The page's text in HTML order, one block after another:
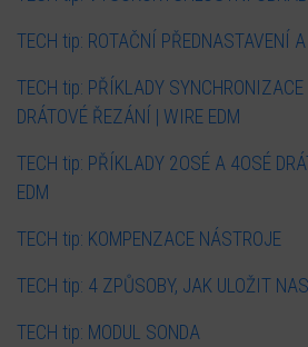
TECH tip: ROTAČNÍ PŘEDNASTAVENÍ
TECH tip: PŘÍKLADY
DRÁTOVÉ ŘEZÁNÍ | WIRE EDM
TECH tip: PŘÍKLADY 2OSÉ A 4OSÉ
EDM
TECH tip: KOMPENZACE NÁSTROJE
TECH tip: 4 ZPŮSOBY, JAK ULOŽIT
TECH tip: MODUL SONDA